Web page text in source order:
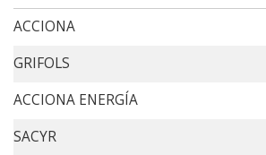
ACCIONA
GRIFOLS
ACCIONA ENERGÍA
SACYR